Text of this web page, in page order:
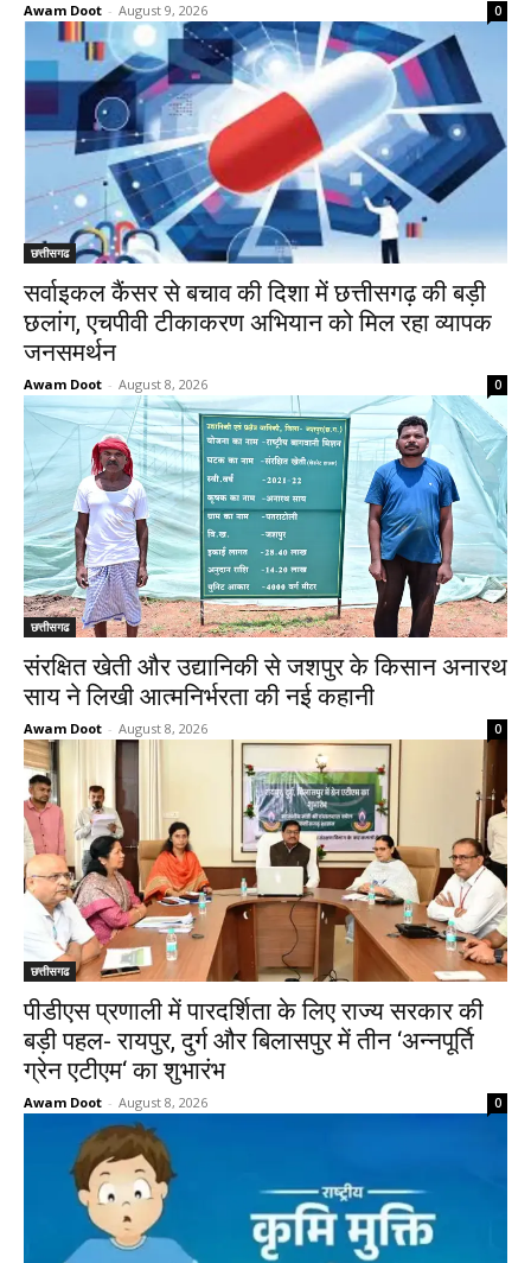
Awam Doot - August 9, 2026 0
छत्तीसगढ
सर्वाइकल कैंसर से बचाव की दिशा में छत्तीसगढ़ की बड़ी
छलांग, एचपीवी टीकाकरण अभियान को मिल रहा व्यापक
जनसमर्थन
Awam Doot - August 8, 2026 0
छत्तीसगढ
संरक्षित खेती और उद्यानिकी से जशपुर के किसान अनारथ
साय ने लिखी आत्मनिर्भरता की नई कहानी
Awam Doot - August 8, 2026 0
छत्तीसगढ
पीडीएस प्रणाली में पारदर्शिता के लिए राज्य सरकार की
बड़ी पहल- रायपुर, दुर्ग और बिलासपुर में तीन ‘अन्नपूर्ति
ग्रेन एटीएम‘ का शुभारंभ
Awam Doot - August 8, 2026 0